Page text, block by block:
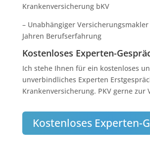
Krankenversicherung bKV
– Unabhängiger
Jahren Berufserfahrung
Kostenloses Experten-
Ich stehe Ihnen für ein kostenloses
unverbindliches Experten
Krankenversicherung. PKV gerne zur
Kostenloses Experten-